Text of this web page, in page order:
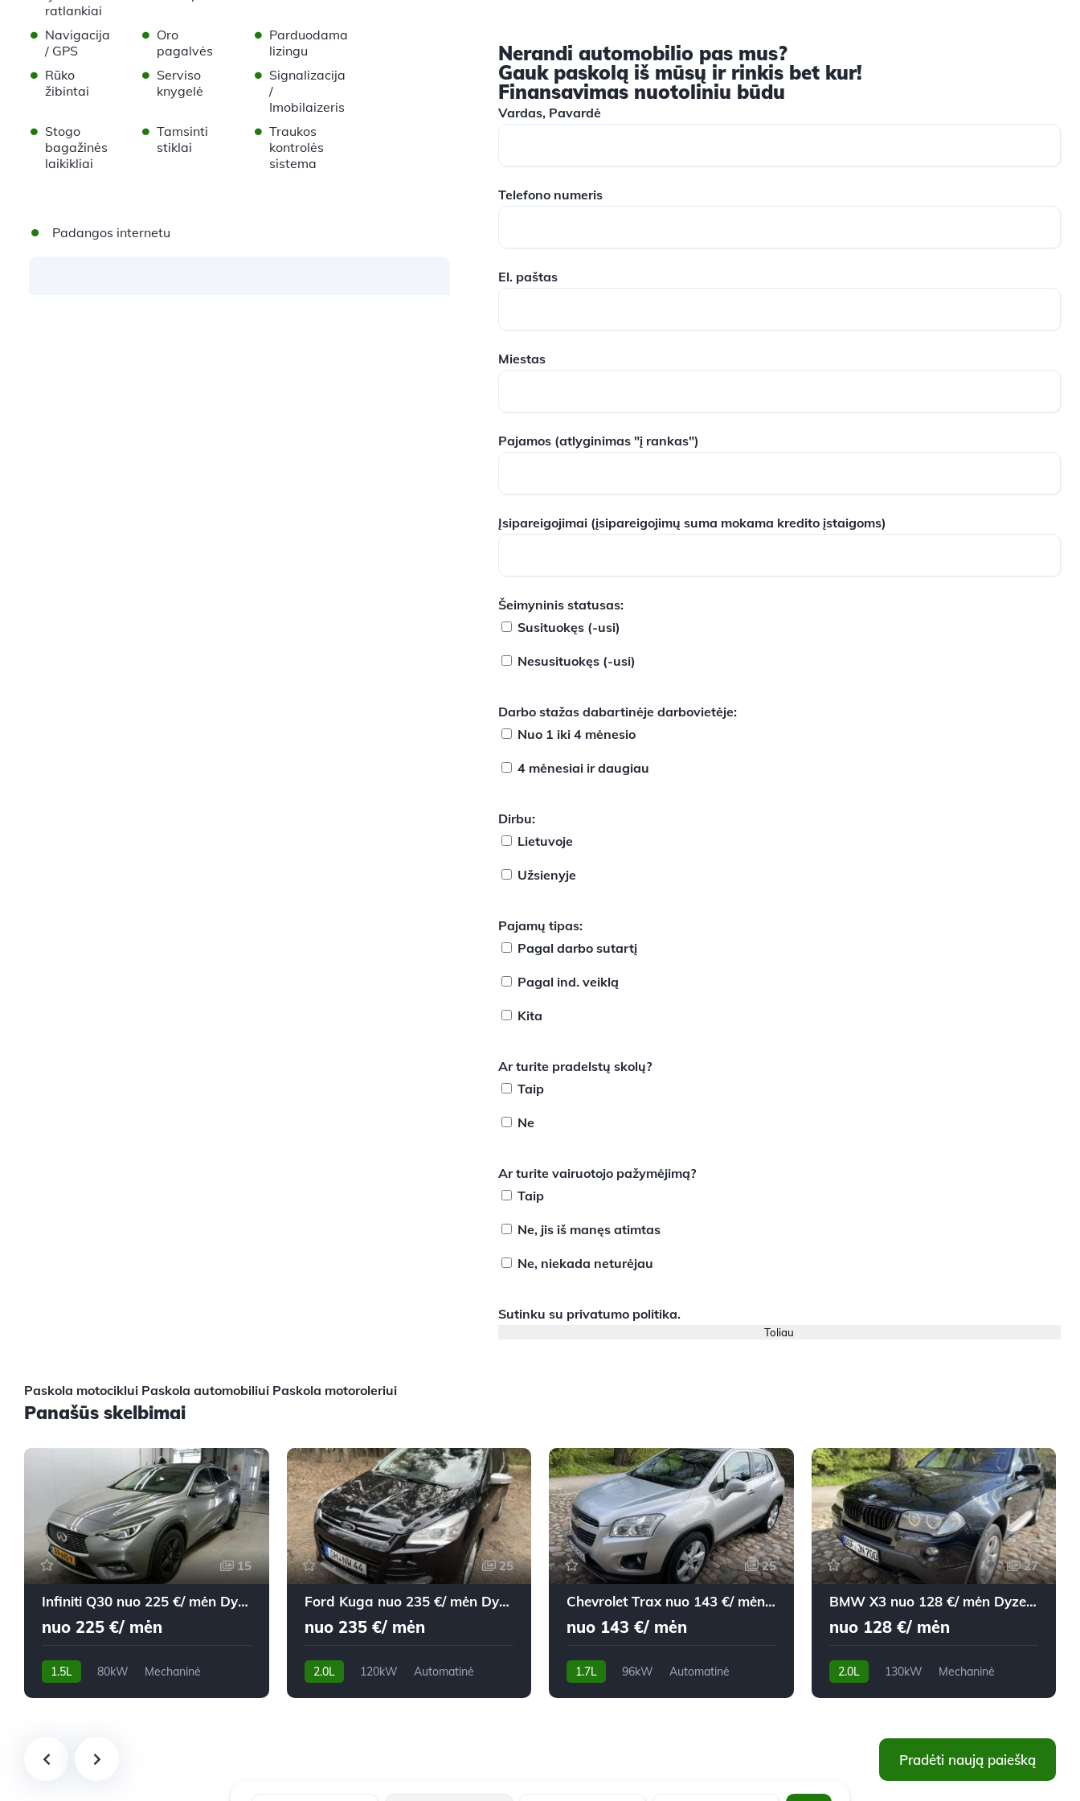
ratlankiai
• Navigacija
/ GPS
• Oro
pagalvės
• Parduodama
lizingu
• Rūko
žibintai
• Serviso
knygelė
• Signalizacija
/
Imobilaizeris
• Stogo
bagažinės
laikikliai
• Tamsinti
stiklai
• Traukos
kontrolės
sistema
Padangos internetu
Nerandi automobilio pas mus?
Gauk paskolą iš mūsų ir rinkis bet kur!
Finansavimas nuotoliniu būdu
Vardas, Pavardė
Telefono numeris
El. paštas
Miestas
Pajamos(atlyginimas "į rankas")
Įsipareigojimai(įsipareigojimų suma mokama kredito įstaigoms)
Šeimyninis statusas:
Susituokęs (-usi)
Nesusituokęs (-usi)
Darbo stažas dabartinėje darbovietėje:
Nuo 1 iki 4 mėnesio
4 mėnesiai ir daugiau
Dirbu:
Lietuvoje
Užsienyje
Pajamų tipas:
Pagal darbo sutartį
Pagal ind. veiklą
Kita
Ar turite pradelstų skolų?
Taip
Ne
Ar turite vairuotojo pažymėjimą?
Taip
Ne, jis iš manęs atimtas
Ne, niekada neturėjau
Sutinku su privatumo politika.
Paskola motociklui Paskola automobiliui Paskola motoroleriui
Panašūs skelbimai
15
Infiniti Q30 nuo 225 €/ mėn Dyzelinas 2019m. Visureigis Mechaninė
nuo 225 €/ mėn
1.5L 80kW
Mechaninė
25
Ford Kuga nuo 235 €/ mėn Dyzelinas 2014m. Visureigis Automatinė
nuo 235 €/ mėn
2.0L 120kW
Automatinė
25
Chevrolet Trax nuo 143 €/ mėn Dyzelinas 2013m. Visureigis Automatinė
nuo 143 €/ mėn
1.7L 96kW
Automatinė
27
BMW X3 nuo 128 €/ mėn Dyzelinas 2007m. Visureigis Mechaninė
nuo 128 €/ mėn
2.0L 130kW
Mechaninė
Pradėti naują paiešką